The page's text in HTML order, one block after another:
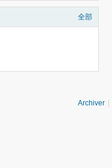
全部
Archiver